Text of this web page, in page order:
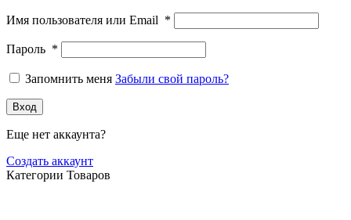
Имя пользователя или Email *
Пароль *
Запомнить меня Забыли свой пароль?
Вход
Еще нет аккаунта?
Создать аккаунт
Категории Товаров